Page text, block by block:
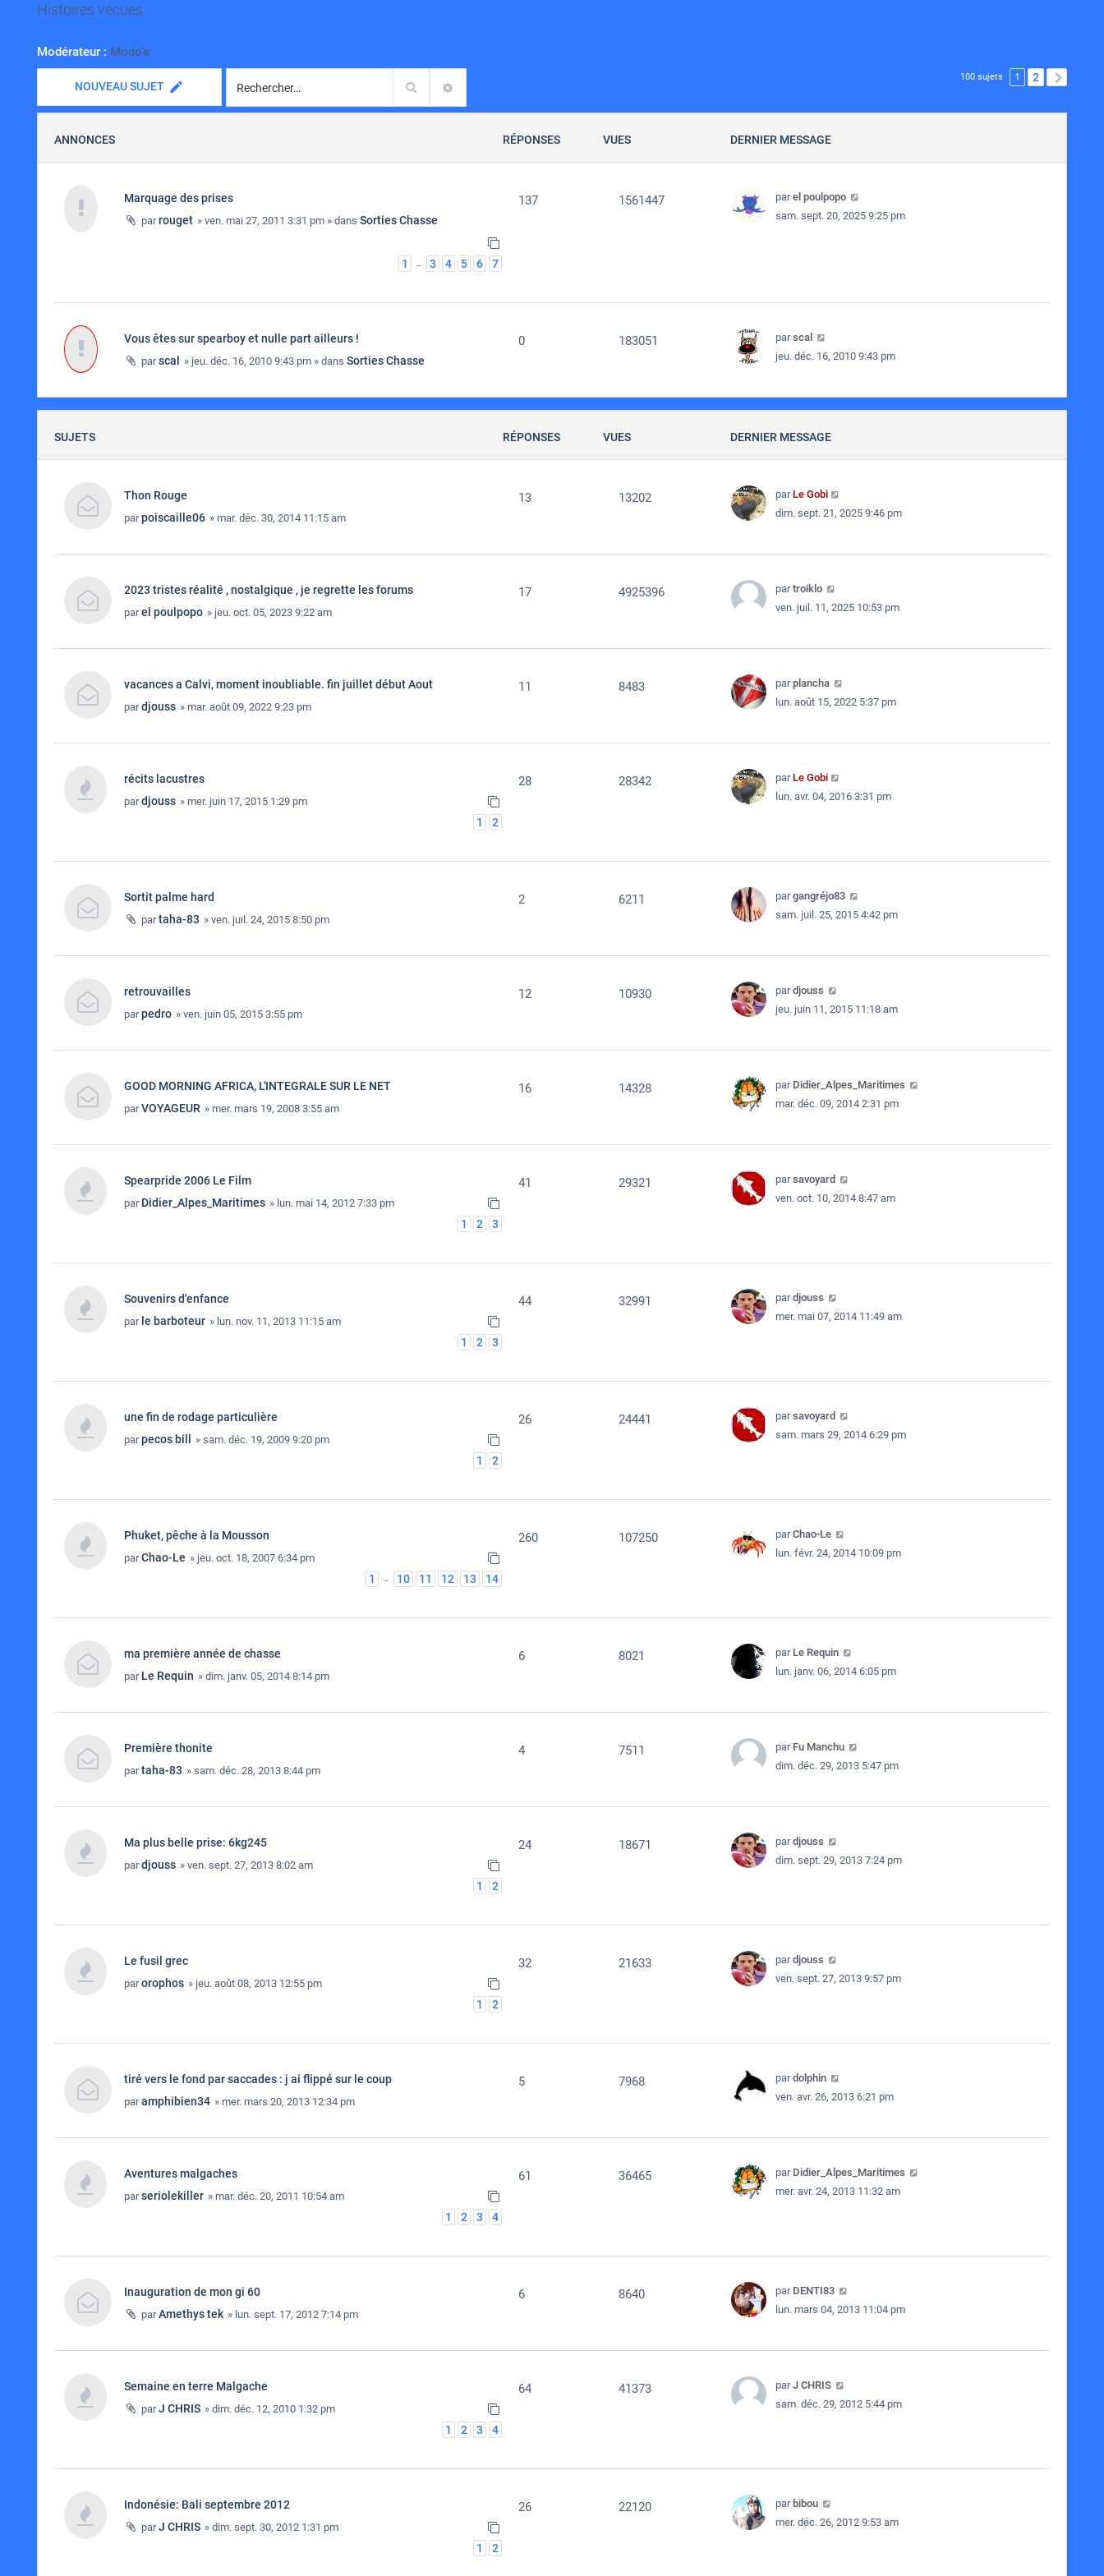
Histoires vécues
Modérateur : Modo's
NOUVEAU SUJET Rechercher
100 sujets 1 2
ANNONCES RÉPONSES VUES DERNIER MESSAGE
Marquage des prises
parrouget » ven. mai 27, 2011 3:31 pm » dans Sorties Chasse
1 … 3 4 5 6 7
137 1561447 parel poulpopo
sam. sept. 20, 2025 9:25 pm
Vous êtes sur spearboy et nulle part ailleurs !
parscal » jeu. déc. 16, 2010 9:43 pm » dans Sorties Chasse
0 183051 parscal
jeu. déc. 16, 2010 9:43 pm
SUJETS RÉPONSES VUES DERNIER MESSAGE
Thon Rouge
parpoiscaille06 » mar. déc. 30, 2014 11:15 am
13 13202 par Le Gobi
dim. sept. 21, 2025 9:46 pm
2023 tristes réalité , nostalgique , je regrette les forums
parel poulpopo » jeu. oct. 05, 2023 9:22 am
17 4925396 partroiklo
ven. juil. 11, 2025 10:53 pm
vacances a Calvi, moment inoubliable. fin juillet début Aout
pardjouss » mar. août 09, 2022 9:23 pm
11 8483 parplancha
lun. août 15, 2022 5:37 pm
récits lacustres
pardjouss » mer. juin 17, 2015 1:29 pm
1 2
28 28342 par Le Gobi
lun. avr. 04, 2016 3:31 pm
Sortit palme hard
partaha-83 » ven. juil. 24, 2015 8:50 pm
2 6211 pargangréjo83
sam. juil. 25, 2015 4:42 pm
retrouvailles
parpedro » ven. juin 05, 2015 3:55 pm
12 10930 pardjouss
jeu. juin 11, 2015 11:18 am
GOOD MORNING AFRICA, L'INTEGRALE SUR LE NET
parVOYAGEUR » mer. mars 19, 2008 3:55 am
16 14328 par Didier_Alpes_Maritimes
mar. déc. 09, 2014 2:31 pm
Spearpride 2006 Le Film
par Didier_Alpes_Maritimes » lun. mai 14, 2012 7:33 pm
1 2 3
41 29321 parsavoyard
ven. oct. 10, 2014 8:47 am
Souvenirs d'enfance
par le barboteur » lun. nov. 11, 2013 11:15 am
1 2 3
44 32991 pardjouss
mer. mai 07, 2014 11:49 am
une fin de rodage particulière
parpecos bill » sam. déc. 19, 2009 9:20 pm
1 2
26 24441 parsavoyard
sam. mars 29, 2014 6:29 pm
Phuket, pêche à la Mousson
parChao-Le » jeu. oct. 18, 2007 6:34 pm
1 … 10 11 12 13 14
260 107250 parChao-Le
lun. févr. 24, 2014 10:09 pm
ma première année de chasse
par Le Requin » dim. janv. 05, 2014 8:14 pm
6 8021 par Le Requin
lun. janv. 06, 2014 6:05 pm
Première thonite
partaha-83 » sam. déc. 28, 2013 8:44 pm
4 7511 par Fu Manchu
dim. déc. 29, 2013 5:47 pm
Ma plus belle prise: 6kg245
pardjouss » ven. sept. 27, 2013 8:02 am
1 2
24 18671 pardjouss
dim. sept. 29, 2013 7:24 pm
Le fusil grec
parorophos » jeu. août 08, 2013 12:55 pm
1 2
32 21633 pardjouss
ven. sept. 27, 2013 9:57 pm
tiré vers le fond par saccades : j ai flippé sur le coup
paramphibien34 » mer. mars 20, 2013 12:34 pm
5 7968 pardolphin
ven. avr. 26, 2013 6:21 pm
Aventures malgaches
parseriolekiller » mar. déc. 20, 2011 10:54 am
1 2 3 4
61 36465 par Didier_Alpes_Maritimes
mer. avr. 24, 2013 11:32 am
Inauguration de mon gi 60
parAmethys tek » lun. sept. 17, 2012 7:14 pm
6 8640 par DENTI83
lun. mars 04, 2013 11:04 pm
Semaine en terre Malgache
parJ CHRIS » dim. déc. 12, 2010 1:32 pm
1 2 3 4
64 41373 parJ CHRIS
sam. déc. 29, 2012 5:44 pm
Indonésie: Bali septembre 2012
parJ CHRIS » dim. sept. 30, 2012 1:31 pm
1 2
26 22120 par bibou
mer. déc. 26, 2012 9:53 am